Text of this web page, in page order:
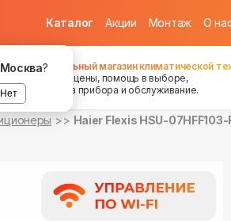
Москва?
Нет
Каталог Акции Монтаж О
Федеральный магазин климатической
хорошие цены, помощь в выборе,
установка прибора и обслуживание.
Haier Flexis HSU-07HFF103-